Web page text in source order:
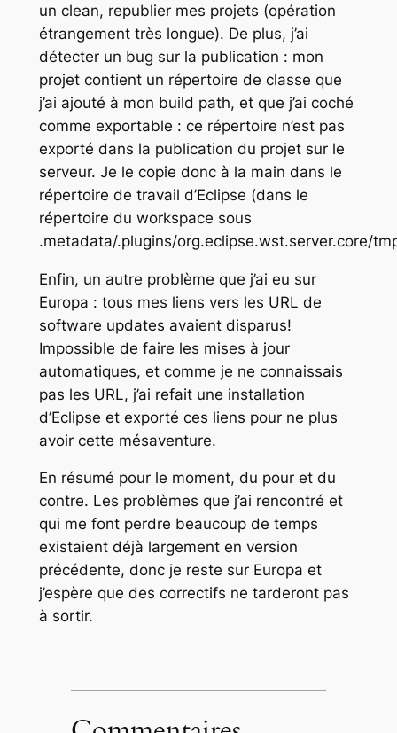
un clean, republier mes projets (opération
étrangement très longue). De plus, j’ai
détecter un bug sur la publication : mon
projet contient un répertoire de classe que
j’ai ajouté à mon build path, et que j’ai coché
comme exportable : ce répertoire n’est pas
exporté dans la publication du projet sur le
serveur. Je le copie donc à la main dans le
répertoire de travail d’Eclipse (dans le
répertoire du workspace sous
.metadata/.plugins/org.eclipse.wst.server.core/
Enfin, un autre problème que j’ai eu sur
Europa : tous mes liens vers les URL de
software updates avaient disparus!
Impossible de faire les mises à jour
automatiques, et comme je ne connaissais
pas les URL, j’ai refait une installation
d’Eclipse et exporté ces liens pour ne plus
avoir cette mésaventure.
En résumé pour le moment, du pour et du
contre. Les problèmes que j’ai rencontré et
qui me font perdre beaucoup de temps
existaient déjà largement en version
précédente, donc je reste sur Europa et
j’espère que des correctifs ne tarderont pas
à sortir.